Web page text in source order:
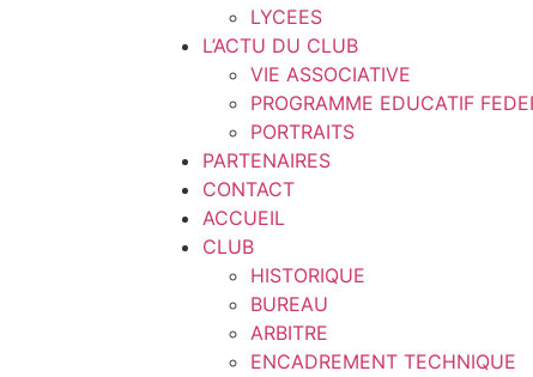
LYCEES
L’ACTU DU CLUB
VIE ASSOCIATIVE
PROGRAMME EDUCATIF
PORTRAITS
PARTENAIRES
CONTACT
ACCUEIL
CLUB
HISTORIQUE
BUREAU
ARBITRE
ENCADREMENT TECHNIQUE